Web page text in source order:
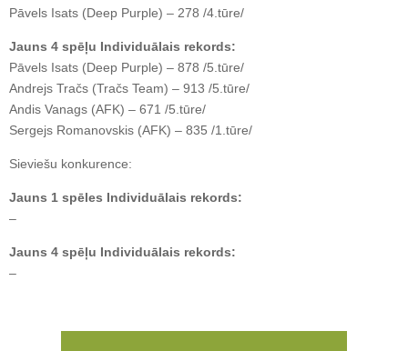
Pāvels Isats (Deep Purple) – 278 /4.tūre/
Jauns 4 spēļu Individuālais rekords:
Pāvels Isats (Deep Purple) – 878 /5.tūre/
Andrejs Tračs (Tračs Team) – 913 /5.tūre/
Andis Vanags (AFK) – 671 /5.tūre/
Sergejs Romanovskis (AFK) – 835 /1.tūre/
Sieviešu konkurence:
Jauns 1 spēles Individuālais rekords:
–
Jauns 4 spēļu Individuālais rekords:
–